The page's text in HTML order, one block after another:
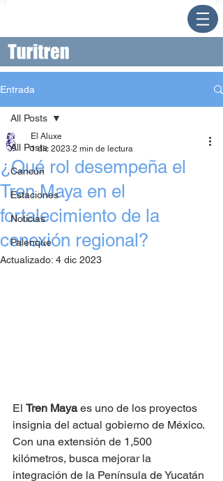
Entrada
All Posts
Cancún
Estaciones
Noticias
Palenque
All Posts
¿Qué rol desempeña el
Tren Maya en el
fortalecimiento de la
conexión regional?
El Aluxe
1 dic 2023 2 min de lectura
Actualizado: 4 dic 2023
El Tren Maya es uno de los proyectos
insignia del actual gobierno de México.
Con una extensión de 1,500
kilómetros, busca mejorar la
integración de la Península de Yucatán